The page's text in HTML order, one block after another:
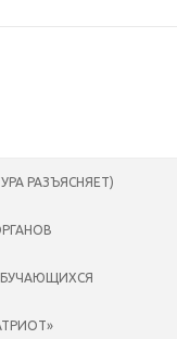
РАЗЪЯСНЯЕТ)